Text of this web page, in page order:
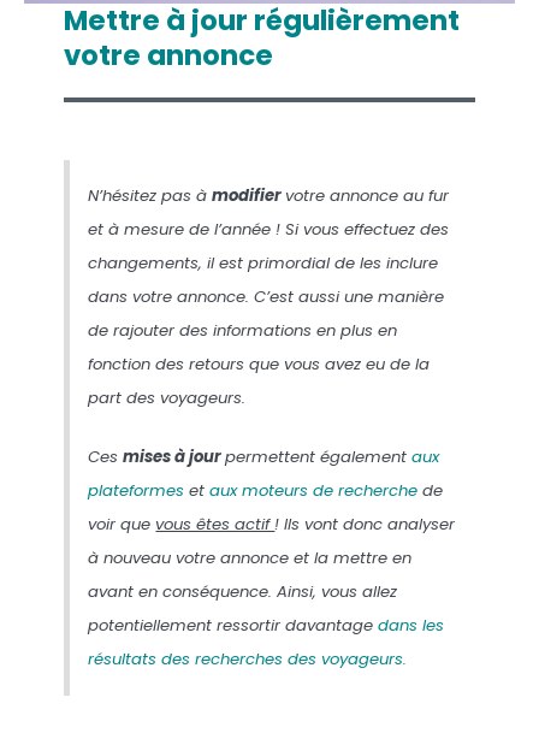
Mettre à jour régulièrement
votre annonce
N’hésitez pas àmodifiervotre annonce au fur
et à mesure de l’année ! Si vous effectuez des
changements, il est primordial de les inclure
dans votre annonce. C’est aussi une manière
de rajouter des informations en plus en
fonction des retours que vous avez eu de la
part des voyageurs.
Cesmises à jourpermettent égalementaux
plateformeset aux moteurs de recherche de
voir quevous êtes actif! Ils vont donc analyser
à nouveau votre annonce et la mettre en
avant en conséquence. Ainsi, vous allez
potentiellement ressortir davantagedans les
résultats des recherches des voyageurs.